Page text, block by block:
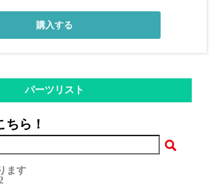
パーツリスト
ら！
ます